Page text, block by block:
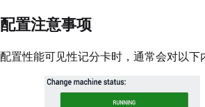
配置注意事项
配置性能可见性记分卡时，通常会对以下